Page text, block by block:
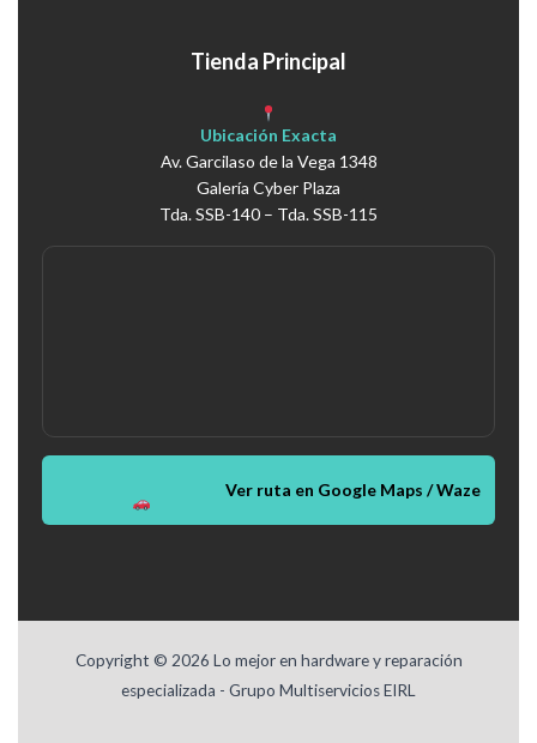
Tienda Principal
Ubicación Exacta
Av. Garcilaso de la Vega 1348
Galería Cyber Plaza
Tda. SSB-140 – Tda. SSB-115
Ver ruta en Google Maps / Waze
Copyright © 2026 Lo mejor en hardware y reparación
especializada - Grupo Multiservicios EIRL